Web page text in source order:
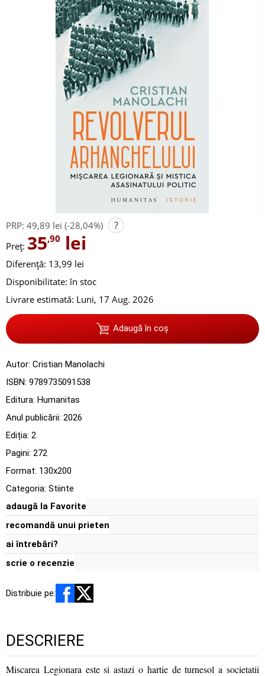
PRP: 49,89 lei (-28,04%) ?
Preț: 35,90 lei
Diferență: 13,99 lei
Disponibilitate: în stoc
Livrare estimată: Luni, 17 Aug. 2026
Adaugă în coș
Autor: Cristian Manolachi
ISBN: 9789735091538
Editura: Humanitas
Anul publicării: 2026
Ediția: 2
Pagini: 272
Format: 130x200
Categoria: Stiinte
adaugă la Favorite
recomandă unui prieten
ai întrebări?
scrie o recenzie
Distribuie pe:
DESCRIERE
Miscarea Legionara este si astazi o hartie de turnesol a societatii